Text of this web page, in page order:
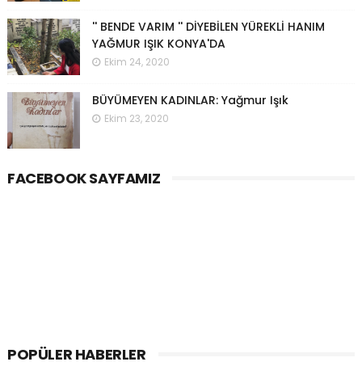
'' BENDE VARIM '' DİYEBİLEN YÜREKLİ HANIM
YAĞMUR IŞIK KONYA'DA
Ekim 24, 2020
BÜYÜMEYEN KADINLAR: Yağmur Işık
Ekim 23, 2020
FACEBOOK SAYFAMIZ
POPÜLER HABERLER